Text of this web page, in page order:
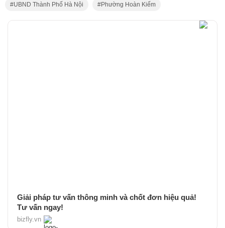
UBND Thành Phố Hà Nội Phường Hoàn Kiếm
Giải pháp tư vấn thông minh và chốt đơn hiệu quả!
Tư vấn ngay!
bizfly.vn